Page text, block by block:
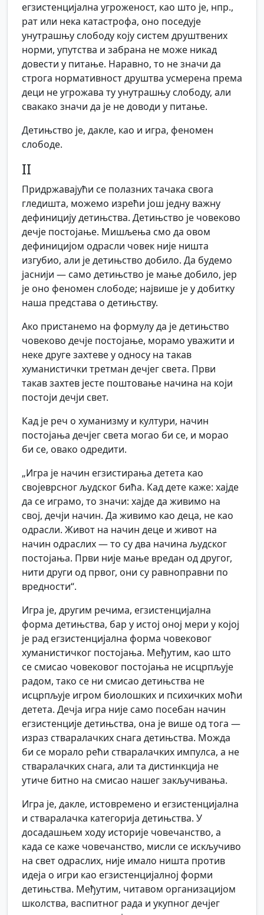
егзистенцијална угроженост, као што је, нпр.,
рат или нека катастрофа, оно поседује
унутрашњу слободу коју систем друштвених
норми, упутства и забрана не може никад
довести у питање. Наравно, то не значи да
строга нормативност друштва усмерена према
деци не угрожава ту унутрашњу слободу, али
свакако значи да је не доводи у питање.
Детињство је, дакле, као и игра, феномен
слободе.
II
Придржавајући се полазних тачака свога
гледишта, можемо изрећи још једну важну
дефиницију детињства. Детињство је човеково
дечје постојање. Мишљења смо да овом
дефиницијом одрасли човек није ништа
изгубио, али је детињство добило. Да будемо
јаснији — само детињство је мање добило, јер
је оно феномен слободе; највише је у добитку
наша представа о детињству.
Ако пристанемо на формулу да је детињство
човеково дечје постојање, морамо уважити и
неке друге захтеве у односу на такав
хуманистички третман дечјег света. Први
такав захтев јесте поштовање начина на који
постоји дечји свет.
Кад је реч о хуманизму и култури, начин
постојања дечјег света могао би се, и морао
би се, овако одредити.
„Игра је начин егзистирања детета као
својеврсног људског бића. Кад дете каже: хајде
да се играмо, то значи: хајде да живимо на
свој, дечји начин. Да живимо као деца, не као
одрасли. Живот на начин деце и живот на
начин одраслих — то су два начина људског
постојања. Први није мање вредан од другог,
нити други од првог, они су равноправни по
вредности“.
Игра је, другим речима, егзистенцијална
форма детињства, бар у истој оној мери у којој
је рад егзистенцијална форма човековог
хуманистичког постојања. Међутим, као што
се смисао човековог постојања не исцрпљује
радом, тако се ни смисао детињства не
исцрпљује игром биолошких и психичких моћи
детета. Дечја игра није само посебан начин
егзистенције детињства, она је више од тога —
израз стваралачких снага детињства. Можда
би се морало рећи стваралачких импулса, а не
стваралачких снага, али та дистинкција не
утиче битно на смисао нашег закључивања.
Игра је, дакле, истовремено и егзистенцијална
и стваралачка категорија детињства. У
досадашњем ходу историје човечанство, а
када се каже човечанство, мисли се искључиво
на свет одраслих, није имало ништа против
идеја о игри као егзистенцијалној форми
детињства. Међутим, читавом организацијом
школства, васпитног рада и укупног дечјег